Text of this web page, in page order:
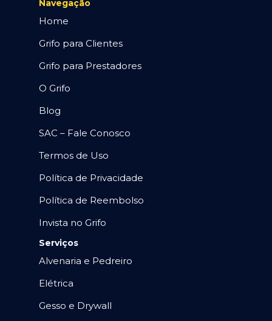
Navegação
Home
Grifo para Clientes
Grifo para Prestadores
O Grifo
Blog
SAC – Fale Conosco
Termos de Uso
Política de Privacidade
Política de Reembolso
Invista no Grifo
Serviços
Alvenaria e Pedreiro
Elétrica
Gesso e Drywall